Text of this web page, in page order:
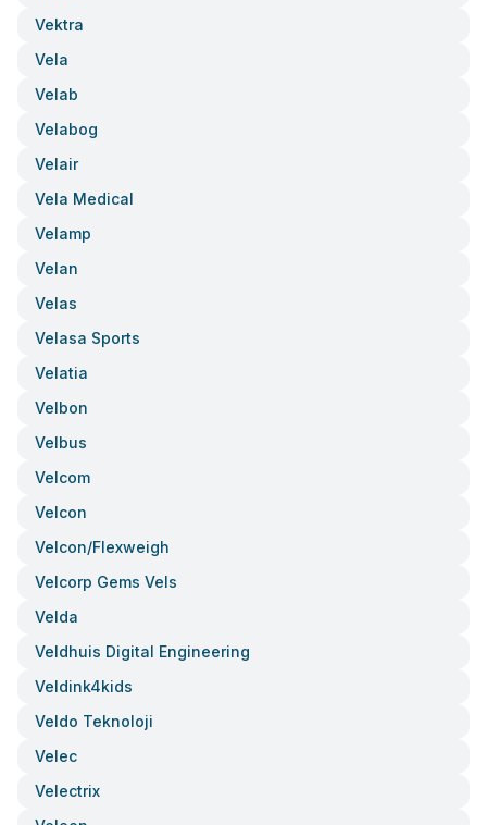
Vektra
Vela
Velab
Velabog
Velair
Vela Medical
Velamp
Velan
Velas
Velasa Sports
Velatia
Velbon
Velbus
Velcom
Velcon
Velcon/flexweigh
Velcorp Gems Vels
Velda
Veldhuis Digital Engineering
Veldink4kids
Veldo Teknoloji
Velec
Velectrix